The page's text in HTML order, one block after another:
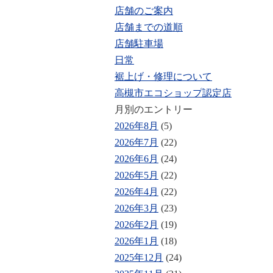
店舗のご案内
店舗までの道順
店舗駐車場
日常
裾上げ・修理について
高槻市エコショップ認定店
月別のエントリー
2026年8月 (5)
2026年7月 (22)
2026年6月 (24)
2026年5月 (22)
2026年4月 (22)
2026年3月 (23)
2026年2月 (19)
2026年1月 (18)
2025年12月 (24)